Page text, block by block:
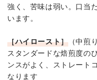
強く、苦味は弱い。口当
います。
［ハイロースト］（中煎り
スタンダードな焙煎度の
ンスがよく、ストレート
なります